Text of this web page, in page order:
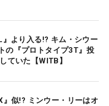
より入る!? キム・シウー
の『プロトタイプ3T』投
ていた【WITB】
』似!? ミンウー・リーはオ